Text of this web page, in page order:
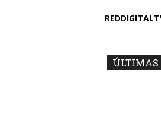
ÚLTIMAS